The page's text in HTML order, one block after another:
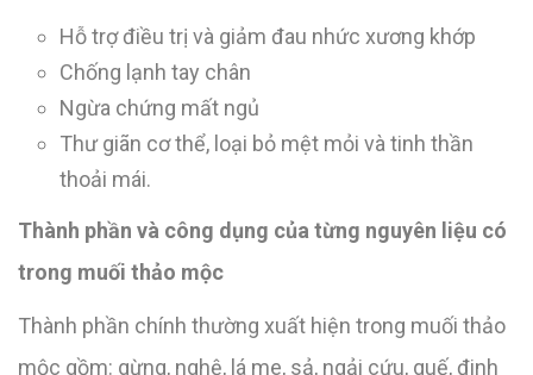
Hỗ trợ điều trị và giảm đau nhức xương khớp
Chống lạnh tay chân
Ngừa chứng mất ngủ
Thư giãn cơ thể, loại bỏ mệt mỏi và tinh thần
thoải mái.
Thành phần và công dụng của từng nguyên liệu có
trong muối thảo mộc
Thành phần chính thường xuất hiện trong muối thảo
mộc gồm: gừng, nghệ, lá me, sả, ngải cứu, quế, đinh